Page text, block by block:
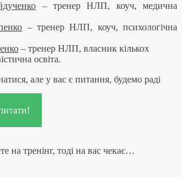
– тренер НЛП, коуч, медична
– тренер НЛП, коуч, психологічна
– тренер НЛП, власник кількох
освіта.
але у вас є питання, будемо раді
на тренінг, тоді на вас чекає…